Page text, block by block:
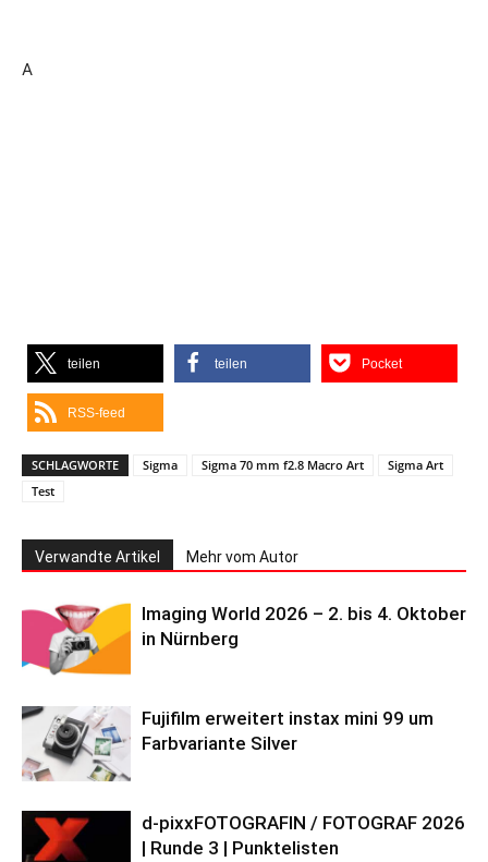
A
teilen teilen Pocket
RSS-feed
SCHLAGWORTE Sigma Sigma 70 mm f2.8 Macro Art
Sigma Art
Test
Verwandte Artikel Mehr vom Autor
Imaging World 2026 – 2. bis 4. Oktober
in Nürnberg
Fujifilm erweitert instax mini 99 um
Farbvariante Silver
d-pixxFOTOGRAFIN / FOTOGRAF 2026
| Runde 3 | Punktelisten